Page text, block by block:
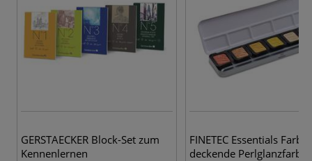
GERSTAECKER Block-Set zum
Kennenlernen
FINETEC Essentials
deckende